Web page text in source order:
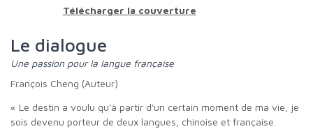
Télécharger la couverture
Le dialogue
Une passion pour la langue française
François Cheng (Auteur)
« Le destin a voulu qu'à partir d'un certain moment de ma vie, je
sois devenu porteur de deux langues, chinoise et française.